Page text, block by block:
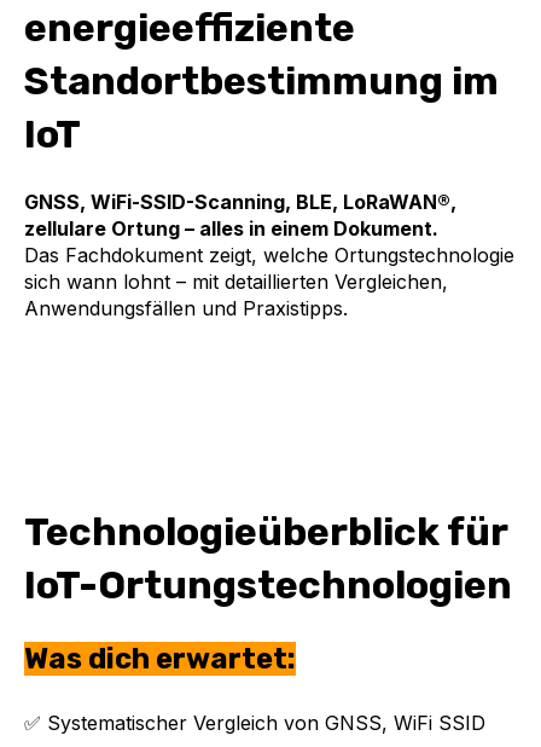
energieeffiziente
Standortbestimmung im
IoT
GNSS, WiFi-SSID-Scanning, BLE, LoRaWAN®,
zellulare Ortung – alles in einem Dokument.
Das Fachdokument zeigt, welche Ortungstechnologie
sich wann lohnt – mit detaillierten Vergleichen,
Anwendungsfällen und Praxistipps.
Technologieüberblick für
IoT-Ortungstechnologien
Was dich erwartet:
✅ Systematischer Vergleich von GNSS, WiFi SSID